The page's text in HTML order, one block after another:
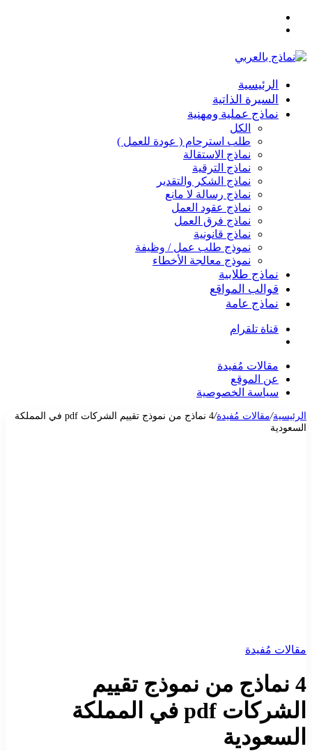
الرئيسية
السيرة الذاتية
نماذج عملية ومهنية
الكل
طلب استرحام ( عودة للعمل )
نماذج الاستقالة
نماذج الترقية
نماذج الشكر والتقدير
نماذج رسالة لا مانع
نماذج عقود العمل
نماذج فرق العمل
نماذج قانونية
نموذج طلب عمل / وظيفة
نموذج معالجة الأخطاء
نماذج طلابية
قوالب المواقع
نماذج عامة
قناة تلقرام
مقالات مُفيدة
عن الموقع
سياسة الخصوصية
الرئيسية/مقالات مُفيدة/
4 نماذج من نموذج تقييم الشركات pdf في المملكة
السعودية
مقالات مُفيدة
4 نماذج من نموذج تقييم
الشركات pdf في المملكة
السعودية